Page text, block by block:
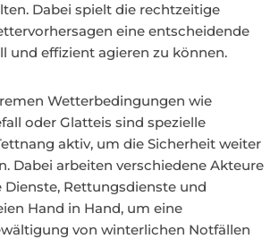
Dabei spielt die rechtzeitige
eine entscheidende
und effizient agieren zu können.
Wetterbedingungen wie
oder Glatteis sind spezielle
aktiv, um die Sicherheit weiter
Dabei arbeiten verschiedene Akteure
Rettungsdienste und
Hand in Hand, um eine
von winterlichen Notfällen